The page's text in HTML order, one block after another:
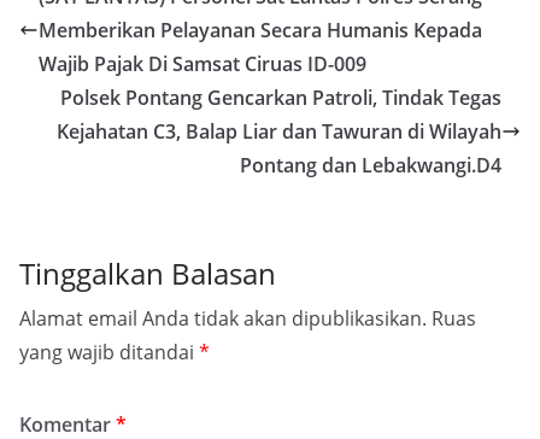
Memberikan Pelayanan Secara Humanis Kepada
Wajib Pajak Di Samsat Ciruas ID-009
Polsek Pontang Gencarkan Patroli, Tindak Tegas
Kejahatan C3, Balap Liar dan Tawuran di Wilayah
Pontang dan Lebakwangi.D4
Tinggalkan Balasan
Alamat email Anda tidak akan dipublikasikan. Ruas
yang wajib ditandai *
Komentar*